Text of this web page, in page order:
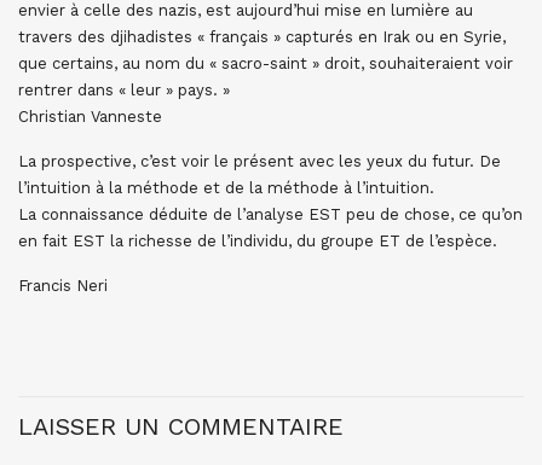
envier à celle des nazis, est aujourd’hui mise en lumière au
travers des djihadistes « français » capturés en Irak ou en Syrie,
que certains, au nom du « sacro-saint » droit, souhaiteraient voir
rentrer dans « leur » pays. »
Christian Vanneste
La prospective, c’est voir le présent avec les yeux du futur. De
l’intuition à la méthode et de la méthode à l’intuition.
La connaissance déduite de l’analyse EST peu de chose, ce qu’on
en fait EST la richesse de l’individu, du groupe ET de l’espèce.
Francis Neri
LAISSER UN COMMENTAIRE